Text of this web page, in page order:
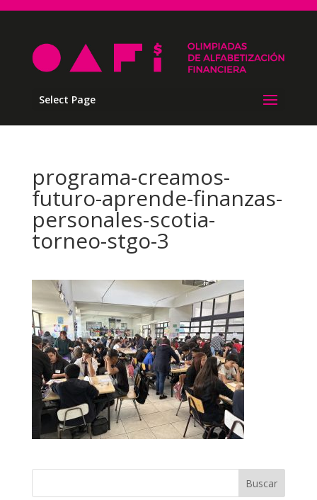
Select Page
programa-creamos-
futuro-aprende-finanzas-
personales-scotia-
torneo-stgo-3